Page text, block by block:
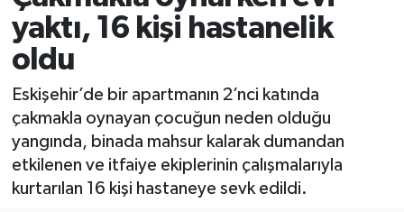
yaktı, 16 kişi hastanelik
oldu
Eskişehir’de bir apartmanın 2’nci katında
çakmakla oynayan çocuğun neden olduğu
yangında, binada mahsur kalarak dumandan
etkilenen ve itfaiye ekiplerinin çalışmalarıyla
kurtarılan 16 kişi hastaneye sevk edildi.